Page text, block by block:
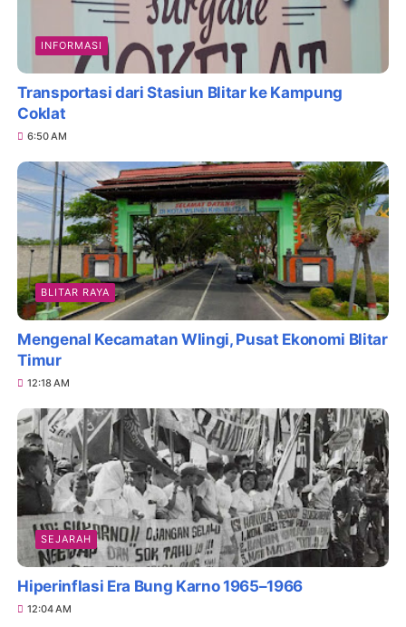
INFORMASI
Transportasi dari Stasiun Blitar ke Kampung
Coklat
6:50 AM
BLITAR RAYA
Mengenal Kecamatan Wlingi, Pusat Ekonomi Blitar
Timur
12:18 AM
SEJARAH
Hiperinflasi Era Bung Karno 1965–1966
12:04 AM